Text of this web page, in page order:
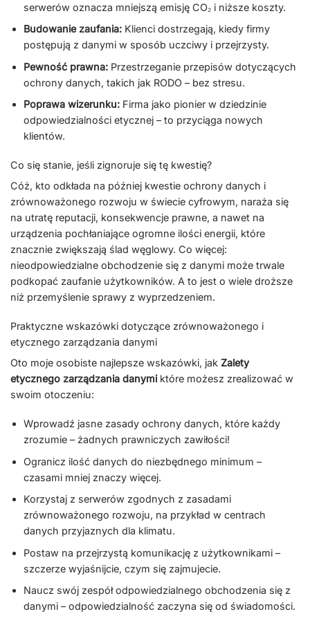
serwerów oznacza mniejszą emisję CO₂ i niższe koszty.
Budowanie zaufania:Klienci dostrzegają, kiedy firmy
postępują z danymi w sposób uczciwy i przejrzysty.
Pewność prawna:Przestrzeganie przepisów dotyczących
ochrony danych, takich jak RODO – bez stresu.
Poprawa wizerunku:Firma jako pionier w dziedzinie
odpowiedzialności etycznej – to przyciąga nowych
klientów.
Co się stanie, jeśli zignoruje się tę kwestię?
Cóż, kto odkłada na później kwestie ochrony danych i
zrównoważonego rozwoju w świecie cyfrowym, naraża się
na utratę reputacji, konsekwencje prawne, a nawet na
urządzenia pochłaniające ogromne ilości energii, które
znacznie zwiększają ślad węglowy. Co więcej:
nieodpowiedzialne obchodzenie się z danymi może trwale
podkopać zaufanie użytkowników. A to jest o wiele droższe
niż przemyślenie sprawy z wyprzedzeniem.
Praktyczne wskazówki dotyczące zrównoważonego i
etycznego zarządzania danymi
Oto moje osobiste najlepsze wskazówki, jak Zalety
etycznego zarządzania danymiktóre możesz zrealizować w
swoim otoczeniu:
Wprowadź jasne zasady ochrony danych, które każdy
zrozumie – żadnych prawniczych zawiłości!
Ogranicz ilość danych do niezbędnego minimum –
czasami mniej znaczy więcej.
Korzystaj z serwerów zgodnych z zasadami
zrównoważonego rozwoju, na przykład w centrach
danych przyjaznych dla klimatu.
Postaw na przejrzystą komunikację z użytkownikami –
szczerze wyjaśnijcie, czym się zajmujecie.
Naucz swój zespół odpowiedzialnego obchodzenia się z
danymi – odpowiedzialność zaczyna się od świadomości.